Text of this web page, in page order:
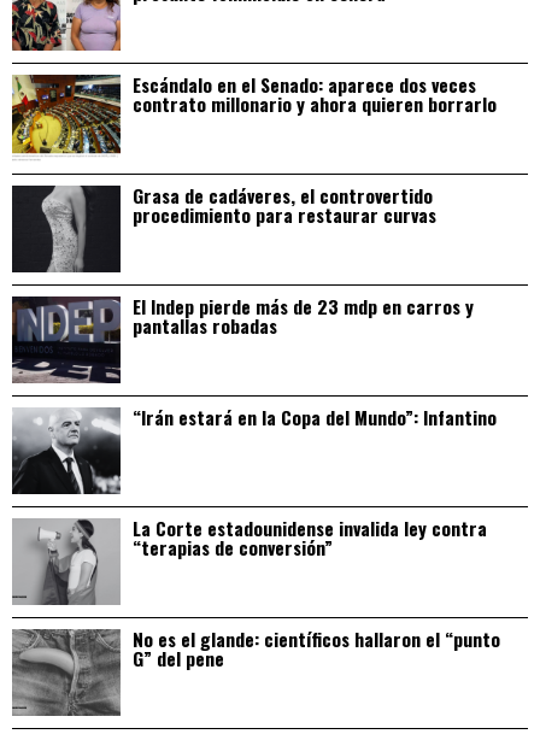
Escándalo en el Senado: aparece dos veces
contrato millonario y ahora quieren borrarlo
Grasa de cadáveres, el controvertido
procedimiento para restaurar curvas
El Indep pierde más de 23 mdp en carros y
pantallas robadas
“Irán estará en la Copa del Mundo”: Infantino
La Corte estadounidense invalida ley contra
“terapias de conversión”
No es el glande: científicos hallaron el “punto
G” del pene